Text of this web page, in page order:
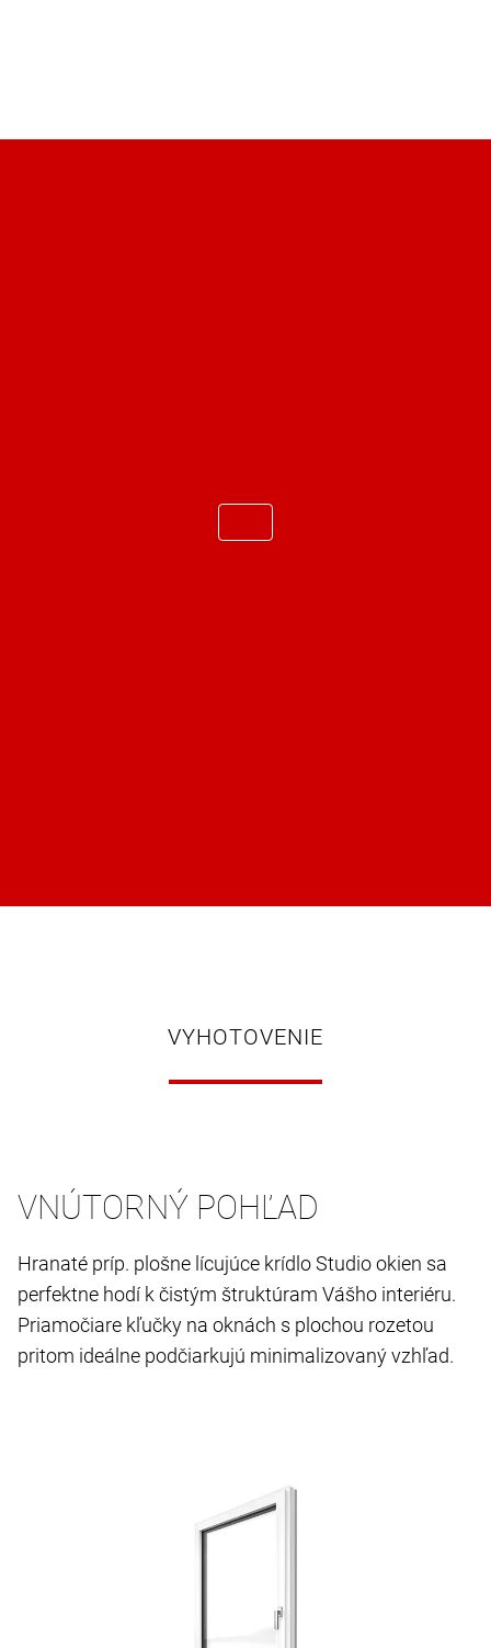
VYHOTOVENIE
VNÚTORNÝ POHĽAD
Hranaté príp. plošne lícujúce krídlo Studio okien sa
perfektne hodí k čistým štruktúram Vášho interiéru.
Priamočiare kľučky na oknách s plochou rozetou
pritom ideálne podčiarkujú minimalizovaný vzhľad.